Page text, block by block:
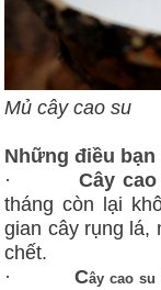
Mủ cây cao su
Những điều
· Cây cao
tháng còn lại
gian cây rụng lá,
chết.
· Cây cao su